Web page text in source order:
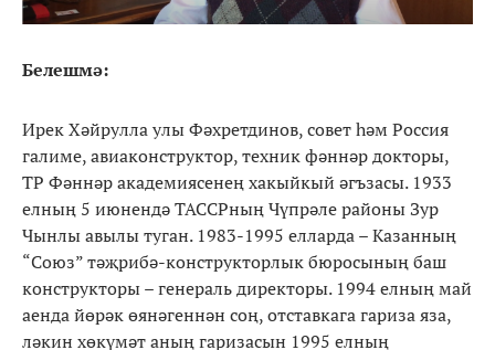
Белешмә:
Ирек Хәйрулла улы Фәхретдинов, совет һәм Россия
галиме, авиаконструктор, техник фәннәр докторы,
ТР Фәннәр академиясенең хакыйкый әгъзасы. 1933
елның 5 июнендә ТАССРның Чүпрәле районы Зур
Чынлы авылы туган. 1983-1995 елларда – Казанның
“Союз” тәҗрибә-конструкторлык бюросының баш
конструкторы – генераль директоры. 1994 елның май
аенда йөрәк өянәгеннән соң, отставкага гариза яза,
ләкин хөкүмәт аның гаризасын 1995 елның